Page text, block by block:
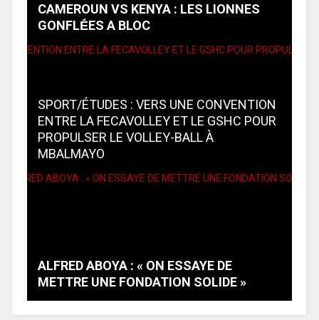
CAMEROUN VS KENYA : LES LIONNES
GONFLḖES A BLOC
SPORT/ÉTUDES : VERS UNE CONVENTION
ENTRE LA FECAVOLLEY ET LE GSHC POUR
PROPULSER LE VOLLEY-BALL À
MBALMAYO
ALFRED ABOYA : « ON ESSAYE DE
METTRE UNE FONDATION SOLIDE »